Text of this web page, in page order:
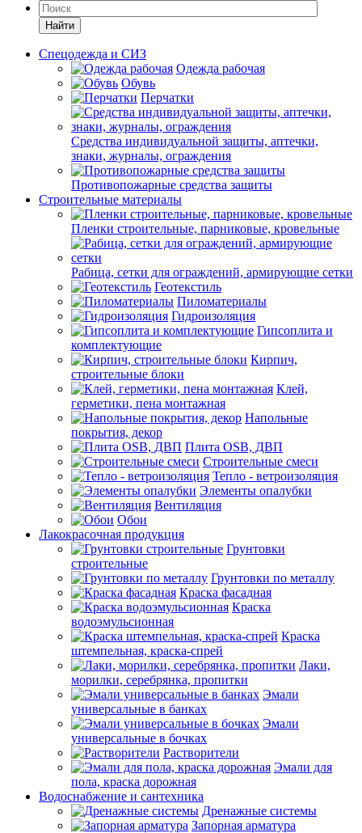
Найти
Спецодежда и СИЗ
Одежда рабочая
Обувь
Перчатки
Средства индивидуальной защиты, аптечки,
знаки, журналы, ограждения
Противопожарные средства защиты
Строительные материалы
Пленки строительные, парниковые, кровельные
Рабица, сетки для ограждений, армирующие сетки
Геотекстиль
Пиломатериалы
Гидроизоляция
Гипсоплита и
комплектующие
Кирпич,
строительные блоки
Клей,
герметики, пена монтажная
Напольные
покрытия, декор
Плита OSB, ДВП
Строительные смеси
Тепло - ветроизоляция
Элементы опалубки
Вентиляция
Обои
Лакокрасочная продукция
Грунтовки
строительные
Грунтовки по металлу
Краска фасадная
Краска
водоэмульсионная
Краска
штемпельная, краска-спрей
Лаки,
морилки, серебрянка, пропитки
Эмали
универсальные в банках
Эмали
универсальные в бочках
Растворители
Эмали для
пола, краска дорожная
Водоснабжение и сантехника
Дренажные системы
Запорная арматура